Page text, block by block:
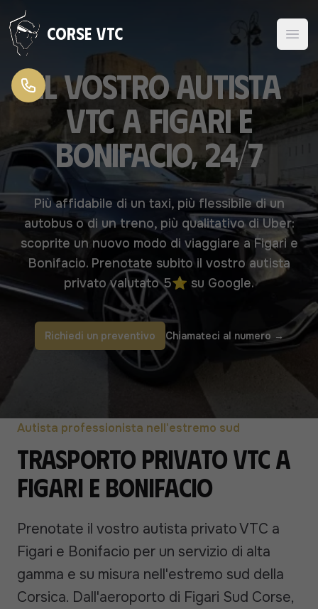
Vai al contenuto
Corse VTC
Il vostro autista
VTC a Figari e
Bonifacio, 24/7
Più affidabile di un taxi, più flessibile di un
autobus o di un treno, più qualitativo di Uber:
scoprite un nuovo modo di viaggiare a Figari e
Bonifacio. Prenotate subito il vostro autista
privato valutato 5⭐ su Google.
Richiedi un preventivo Chiamateci al numero →
Autista professionista nell'estremo sud
Trasporto privato VTC a
Figari e Bonifacio
Prenotate il vostro autista privato VTC a
Figari e Bonifacio per un servizio di alta
gamma e su misura nell'estremo sud della
Corsica. Dall'aeroporto di Figari Sud Corse,